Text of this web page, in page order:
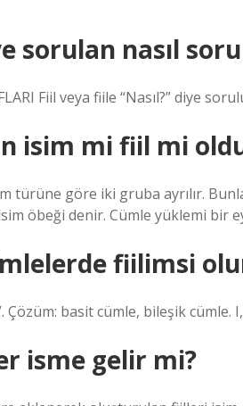
sorulan nasıl
Fiil veya fiile “Nasıl?” diye
isim mi fiil mi
türüne göre iki gruba ayrılır.
öbeği denir. Cümle yüklemi bir
fiilimsi
Çözüm: basit cümle, bileşik
isme gelir mi?